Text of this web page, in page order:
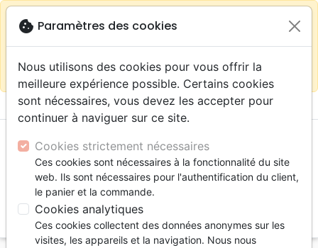
Continuer sur le site France close
warningSelon votre
localisation (États-
sur la boutique La Maison de la Bible Suisse
menu shopping_cart
cookie Paramètres des cookies
Nous utilisons des cookies pour vous offrir la
meilleure expérience possible. Certains cookies
sont nécessaires, vous devez les accepter pour
continuer à naviguer sur ce site.
Cookies strictement nécessaires
Ces cookies sont nécessaires à la fonctionnalité du site
web. Ils sont nécessaires pour l'authentification du client,
le panier et la commande.
Cookies analytiques
Ces cookies collectent des données anonymes sur les
visites, les appareils et la navigation. Nous nous